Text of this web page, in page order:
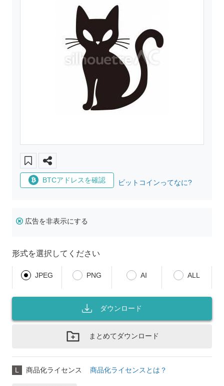
BTCアドレスを確認 ビットコインってなに?
広告を非表示にする
形式を選択してください
JPEG PNG AI ALL
ダウンロード
まとめてダウンロード
L 商品化ライセンス 商品化ライセンスとは？